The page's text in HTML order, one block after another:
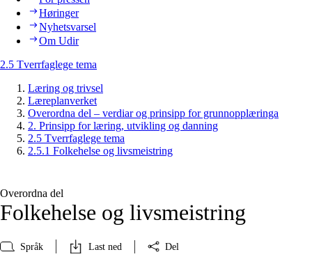
Høringer
Nyhetsvarsel
Om Udir
2.5 Tverrfaglege tema
Læring og trivsel
Læreplanverket
Overordna del – verdiar og prinsipp for grunnopplæringa
2. Prinsipp for læring, utvikling og danning
2.5 Tverrfaglege tema
2.5.1 Folkehelse og livsmeistring
Overordna del
Folkehelse og livsmeistring
Språk Last ned Del